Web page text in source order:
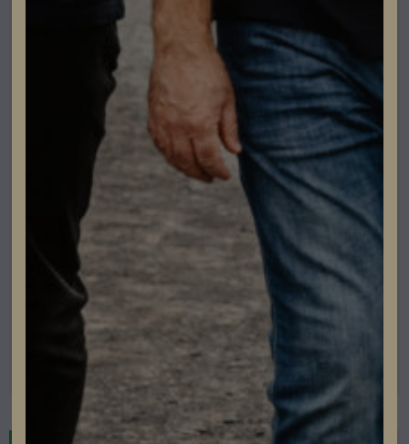
Betong och Tegelpannor Nordmount
Nordmount Kabelskydd Silver
Lev. artikelnummer: 1119
Artikelnummer: 504066
Läs mer